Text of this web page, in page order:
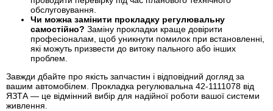
обслуговування.
Чи можна замінити прокладку регулювальну
самостійно? Заміну прокладки краще довірити
професіоналам, щоб уникнути помилок при встановленні,
які можуть призвести до витоку пального або інших
проблем.
Завжди дбайте про якість запчастин і відповідний догляд за
вашим автомобілем. Прокладка регулювальна 42-1111078 від
ЯЗТА — це відмінний вибір для надійної роботи вашої системи
живлення.